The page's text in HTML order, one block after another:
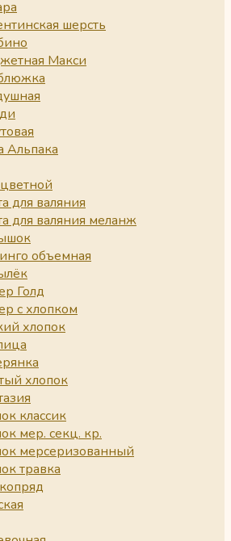
шерсть
Макси
Альпака
для валяния
для валяния меланж
объемная
Голд
с хлопком
хлопок
хлопок
классик
мер. секц. кр.
мерсеризованный
травка